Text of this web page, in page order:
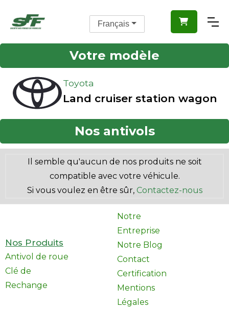

Votre modèle
Toyota
Land cruiser station wagon
Nos antivols
Il semble qu'aucun de nos produits ne soit
compatible avec votre véhicule.
Si vous voulez en être sûr, Contactez-nous
Nos Produits
Antivol de roue
Clé de
Rechange
Notre
Entreprise
Notre Blog
Contact
Certification
Mentions
Légales
Français